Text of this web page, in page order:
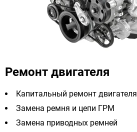
Ремонт двигателя
Капитальный ремонт двигателя
Замена ремня и цепи ГРМ
Замена приводных ремней